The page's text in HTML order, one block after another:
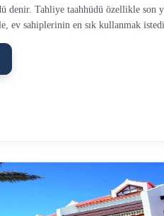
denir. Tahliye taahhüdü özellikle son
ev sahiplerinin en sık kullanmak
hakkından feragat ederek, evi tahliye
taraf da kira sözleşmesi imzalarken